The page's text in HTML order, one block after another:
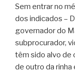
Sem entrar no
dos indicados –
governador do
subprocurador,
têm sido alvo de
de outro da